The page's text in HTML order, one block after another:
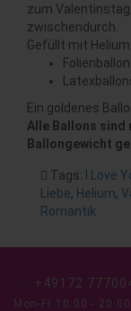
zum
zwischendurch.
Gefüllt mit
Ein goldenes
Alle Ballons sind
Ballongewicht
Tags: I Love
Liebe, Helium,
Romantik
+49172
Mon-Fr 10:00 - 20:00